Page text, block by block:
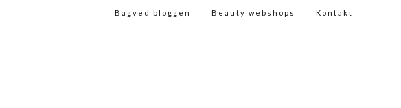
Bagved bloggen Beauty webshops Kontakt